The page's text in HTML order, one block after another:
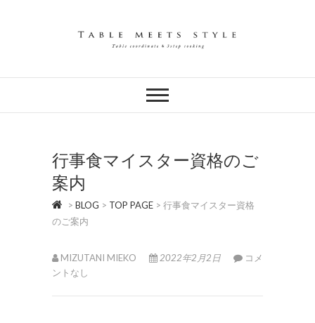
行事食マイスター資格のご
案内
> BLOG > TOP PAGE > 行事食マイスター資格
のご案内
MIZUTANI MIEKO 2022年2月2日
コメ
ントなし